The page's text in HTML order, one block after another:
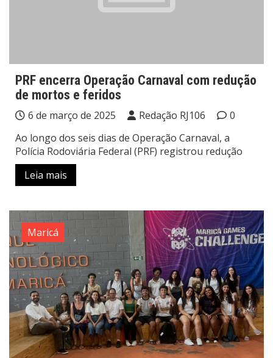
PRF encerra Operação Carnaval com redução
de mortos e feridos
6 de março de 2025 Redação RJ106
0
Ao longo dos seis dias de Operação Carnaval, a
Polícia Rodoviária Federal (PRF) registrou redução
Leia mais
Maricá